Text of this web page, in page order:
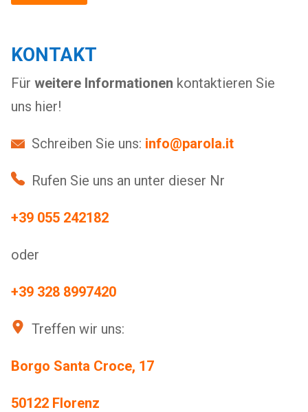
KONTAKT
Für weitere Informationen kontaktieren Sie
uns hier!
Schreiben Sie uns: info@parola.it
Rufen Sie uns an unter dieser Nr
+39 055 242182
oder
+39 328 8997420
Treffen wir uns:
Borgo Santa Croce, 17
50122 Florenz